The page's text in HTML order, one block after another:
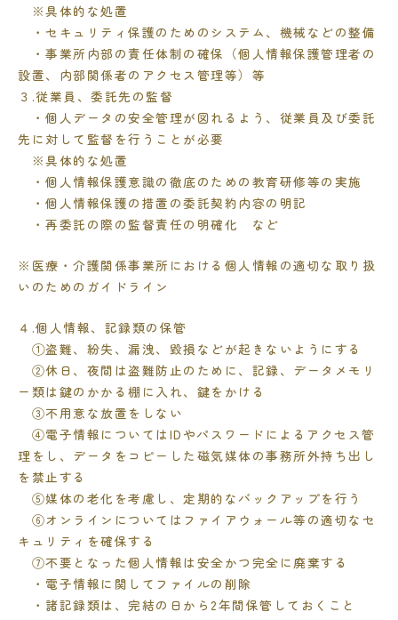
※具体的な処置
・セキュリティ保護のためのシステム、機械などの整備
・事業所内部の責任体制の確保（個人情報保護管理者の
設置、内部関係者のアクセス管理等）等
３.従業員、委託先の監督
・個人データの安全管理が図れるよう、従業員及び委託
先に対して監督を行うことが必要
※具体的な処置
・個人情報保護意識の徹底のための教育研修等の実施
・個人情報保護の措置の委託契約内容の明記
・再委託の際の監督責任の明確化 など
※医療・介護関係事業所における個人情報の適切な取り扱
いのためのガイドライン
４.個人情報、記録類の保管
①盗難、紛失、漏洩、毀損などが起きないようにする
②休日、夜間は盗難防止のために、記録、データメモリ
ー類は鍵のかかる棚に入れ、鍵をかける
③不用意な放置をしない
④電子情報についてはIDやパスワードによるアクセス管
理をし、データを コピーした磁気媒体の事務所外持ち出し
を禁止する
⑤媒体の老化を考慮し、定期的なバックアップを行う
⑥オンラインについてはファイアウォール等の適切なセ
キュリティを確保する
⑦不要となった個人情報は安全かつ完全に廃棄する
・電子情報に関してファイルの削除
・諸記録類は、完結の日から2年間保管しておくこと